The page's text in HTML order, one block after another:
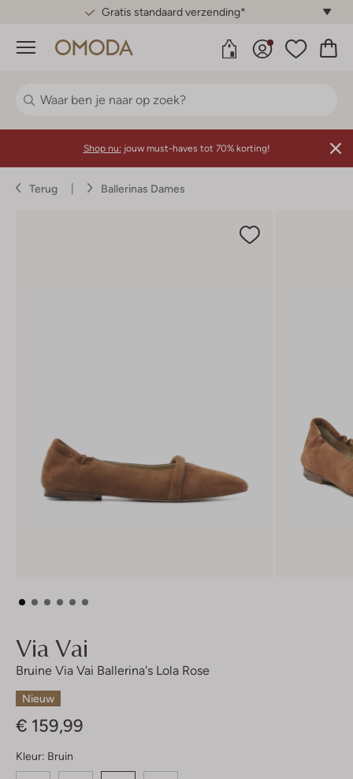
Gratis standaard verzending*
Menu
Shop nu: jouw must-haves tot 70% korting!
Terug Ballerinas Dames
Via Vai
Bruine Via Vai Ballerina's Lola Rose
Nieuw
€ 159,99
Kleur: Bruin